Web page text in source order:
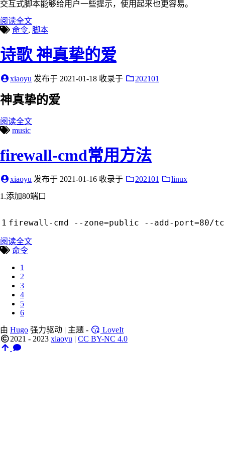
交互式脚本能够给用户一些提示，使用起来也更容易。
阅读全文
命令, 脚本
诗歌 神真挚的爱
xiaoyu 发布于 2021-01-18 收录于 202101
神真挚的爱
阅读全文
music
firewall-cmd常用方法
xiaoyu 发布于 2021-01-16 收录于 202101
linux
1.添加80端口
firewall-cmd --zone=public --add-port=
阅读全文
命令
1
2
3
4
5
6
由 Hugo 强力驱动 | 主题 -
LoveIt
2021 - 2023 xiaoyu | CC BY-NC 4.0